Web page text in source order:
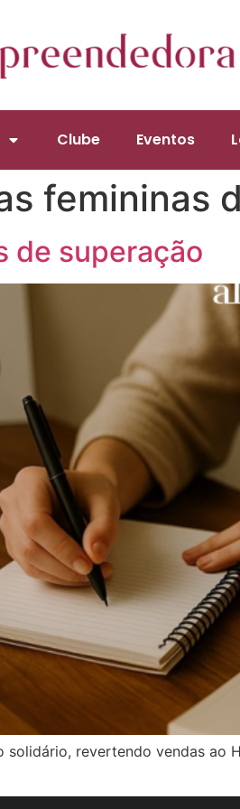
Clube Eventos
femininas
de superação
revertendo vendas ao